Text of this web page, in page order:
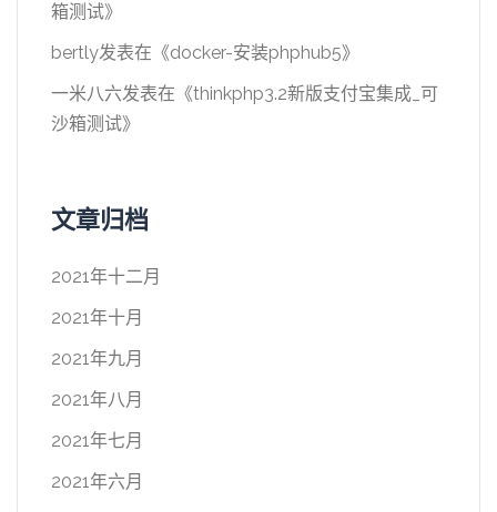
箱测试》
bertly发表在《docker-安装phphub5》
一米八六发表在《thinkphp3.2新版支付宝集成_可
沙箱测试》
文章归档
2021年十二月
2021年十月
2021年九月
2021年八月
2021年七月
2021年六月